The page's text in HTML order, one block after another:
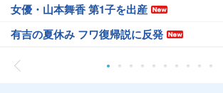
女優・山本舞香 第1子を出産
有吉の夏休み フワ復帰説に反発